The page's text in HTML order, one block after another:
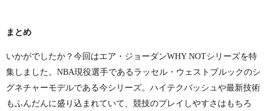
まとめ
いかがでしたか？今回はエア・ジョーダンWHY NOTシリーズを特
集しました。 NBA現役選手であるラッセル・ウェストブルックのシ
グネチャーモデルである今シリーズ。ハイテクバッシュや最新技術
もふんだんに盛り込まれていて、競技のプレイしやすさはもちろ